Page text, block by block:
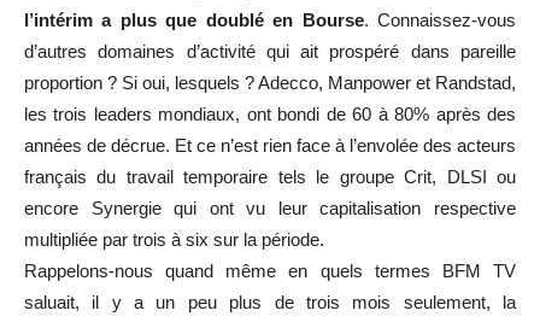
l’intérim a plus que doublé en Bourse. Connaissez-vous
d’autres domaines d’activité qui ait prospéré dans pareille
proportion ? Si oui, lesquels ? Adecco, Manpower et Randstad,
les trois leaders mondiaux, ont bondi de 60 à 80% après des
années de décrue. Et ce n’est rien face à l’envolée des acteurs
français du travail temporaire tels le groupe Crit, DLSI ou
encore Synergie qui ont vu leur capitalisation respective
multipliée par trois à six sur la période.
Rappelons-nous quand même en quels termes BFM TV
saluait, il y a un peu plus de trois mois seulement, la